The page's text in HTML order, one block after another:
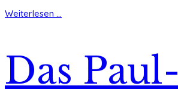
Weiterlesen ...
Das Paul-